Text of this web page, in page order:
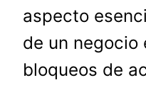
aspecto
de un negocio
bloqueos de